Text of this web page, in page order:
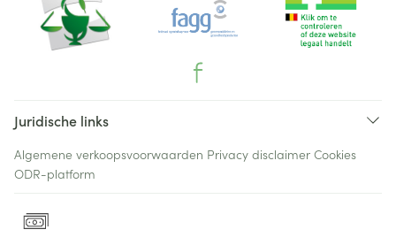
Juridische links
Algemene verkoopsvoorwaarden Privacy disclaimer Cookies
ODR-platform